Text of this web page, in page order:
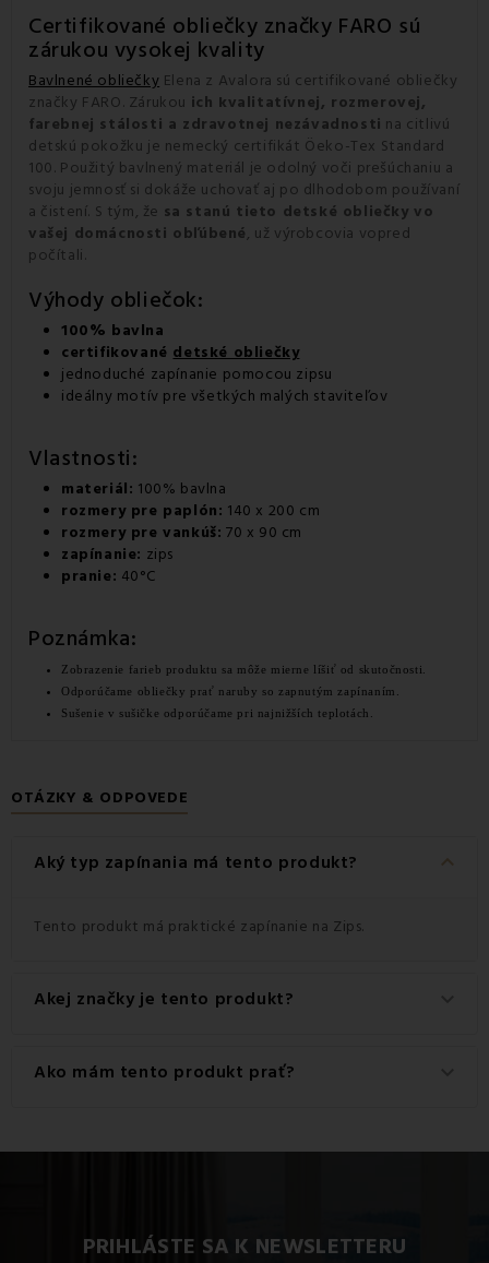
Certifikované obliečky značky FARO sú
zárukou vysokej kvality
Bavlnené obliečky Elena z Avalora sú certifikované obliečky
značky FARO. Zárukou ich kvalitatívnej, rozmerovej,
farebnej stálosti a zdravotnej nezávadnosti na citlivú
detskú pokožku je nemecký certifikát Öeko-Tex Standard
100. Použitý bavlnený materiál je odolný voči prešúchaniu a
svoju jemnosť si dokáže uchovať aj po dlhodobom používaní
a čistení. S tým, že sa stanú tieto detské obliečky vo
vašej domácnosti obľúbené, už výrobcovia vopred
počítali.
Výhody obliečok:
100% bavlna
certifikované detské obliečky
jednoduché zapínanie pomocou zipsu
ideálny motív pre všetkých malých staviteľov
Vlastnosti:
materiál: 100% bavlna
rozmery pre paplón: 140 x 200 cm
rozmery pre vankúš: 70 x 90 cm
zapínanie: zips
pranie: 40°C
Poznámka:
Zobrazenie farieb produktu sa môže mierne líšiť od skutočnosti.
Odporúčame obliečky prať naruby so zapnutým zapínaním.
Sušenie v sušičke odporúčame pri najnižších teplotách.
OTÁZKY & ODPOVEDE
Aký typ zapínania má tento produkt? keyboard_arrow_down
Tento produkt má praktické zapínanie na Zips.
Akej značky je tento produkt?
Ide o autentický produkt značky FARO.
Ako mám tento produkt prať?
PRIHLÁSTE SA K NEWSLETTERU